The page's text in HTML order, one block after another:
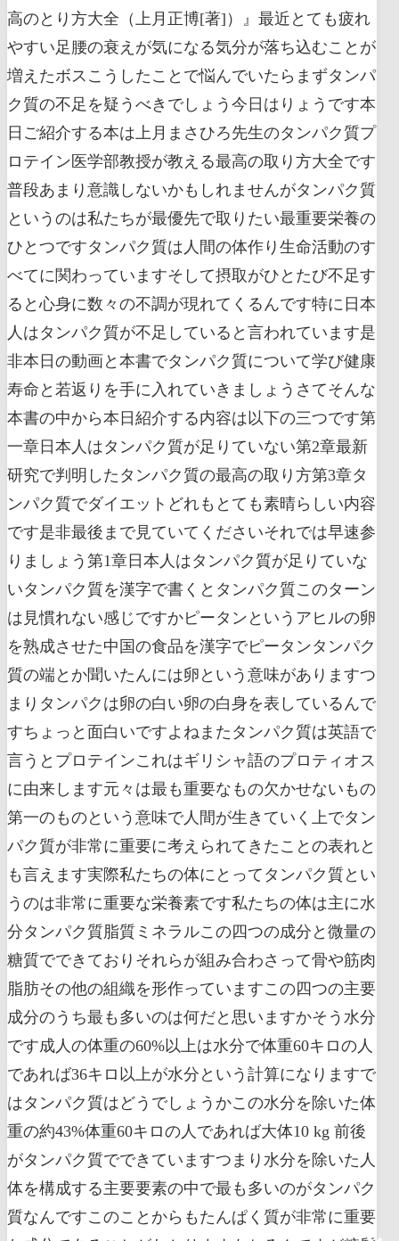
高のとり方大全（上月正博[著]）』最近とても疲れ
やすい足腰の衰えが気になる気分が落ち込むことが
増えたボスこうしたことで悩んでいたらまずタンパ
ク質の不足を疑うべきでしょう今日はりょうです本
日ご紹介する本は上月まさひろ先生のタンパク質プ
ロテイン医学部教授が教える最高の取り方大全です
普段あまり意識しないかもしれませんがタンパク質
というのは私たちが最優先で取りたい最重要栄養の
ひとつですタンパク質は人間の体作り生命活動のす
べてに関わっていますそして摂取がひとたび不足す
ると心身に数々の不調が現れてくるんです特に日本
人はタンパク質が不足していると言われています是
非本日の動画と本書でタンパク質について学び健康
寿命と若返りを手に入れていきましょうさてそんな
本書の中から本日紹介する内容は以下の三つです第
一章日本人はタンパク質が足りていない第2章最新
研究で判明したタンパク質の最高の取り方第3章タ
ンパク質でダイエットどれもとても素晴らしい内容
です是非最後まで見ていてくださいそれでは早速参
りましょう第1章日本人はタンパク質が足りていな
いタンパク質を漢字で書くとタンパク質このターン
は見慣れない感じですかピータンというアヒルの卵
を熟成させた中国の食品を漢字でピータンタンパク
質の端とか聞いたんには卵という意味がありますつ
まりタンパクは卵の白い卵の白身を表しているんで
すちょっと面白いですよねまたタンパク質は英語で
言うとプロテインこれはギリシャ語のプロティオス
に由来します元々は最も重要なもの欠かせないもの
第一のものという意味で人間が生きていく上でタン
パク質が非常に重要に考えられてきたことの表れと
も言えます実際私たちの体にとってタンパク質とい
うのは非常に重要な栄養素です私たちの体は主に水
分タンパク質脂質ミネラルこの四つの成分と微量の
糖質でできておりそれらが組み合わさって骨や筋肉
脂肪その他の組織を形作っていますこの四つの主要
成分のうち最も多いのは何だと思いますかそう水分
です成人の体重の60%以上は水分で体重60キロの人
であれば36キロ以上が水分という計算になりますで
はタンパク質はどうでしょうかこの水分を除いた体
重の約43%体重60キロの人であれば大体10 kg 前後
がタンパク質でできていますつまり水分を除いた人
体を構成する主要要素の中で最も多いのがタンパク
質なんですこのことからもたんぱく質が非常に重要